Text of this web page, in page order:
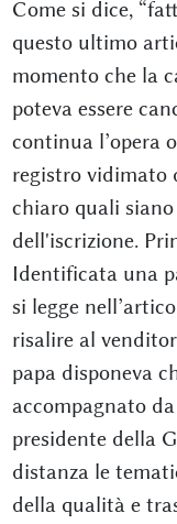
Come si dice,
questo ultimo
momento che la
poteva essere
continua l’opera
registro vidimato
chiaro quali
dell'iscrizione.
Identificata una
si legge
risalire al
papa disponeva
accompagnato
presidente della
distanza le
della qualità e